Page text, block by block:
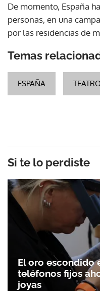
De momento, España
personas, en una
por las residencias de
Temas
ESPAÑA TEATRO
Si te lo perdiste
El oro escondido
teléfonos fijos
joyas